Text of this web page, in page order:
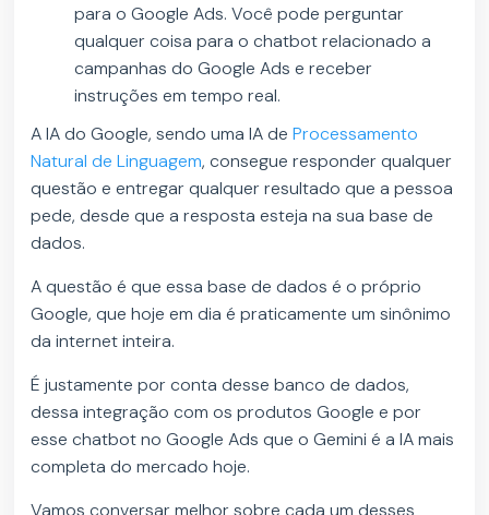
para o Google Ads. Você pode perguntar
qualquer coisa para o chatbot relacionado a
campanhas do Google Ads e receber
instruções em tempo real.
A IA do Google, sendo uma IA deProcessamento
Natural de Linguagem, consegue responder qualquer
questão e entregar qualquer resultado que a pessoa
pede, desde que a resposta esteja na sua base de
dados.
A questão é que essa base de dados é o próprio
Google, que hoje em dia é praticamente um sinônimo
da internet inteira.
É justamente por conta desse banco de dados,
dessa integração com os produtos Google e por
esse chatbot no Google Ads que o Gemini é a IA mais
completa do mercado hoje.
Vamos conversar melhor sobre cada um desses